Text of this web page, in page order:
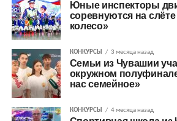
Юные инспекторы
соревнуются на
колесо»
КОНКУРСЫ 3 месяца назад
Семьи из Чувашии
окружном
нас семейное»
КОНКУРСЫ 4 месяца назад